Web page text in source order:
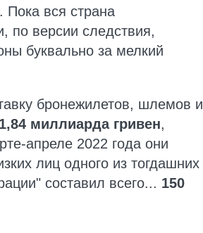
Пока вся страна
по версии следствия,
буквально за мелкий
бронежилетов, шлемов и
1,84 миллиарда гривен,
апреле 2022 года они
лиц одного из тогдашних
составил всего... 150